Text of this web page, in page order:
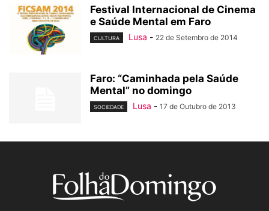
Festival Internacional de Cinema
e Saúde Mental em Faro
CULTURA Lusa - 22 de Setembro de 2014
Faro: “Caminhada pela Saúde
Mental” no domingo
SOCIEDADE Lusa - 17 de Outubro de 2013